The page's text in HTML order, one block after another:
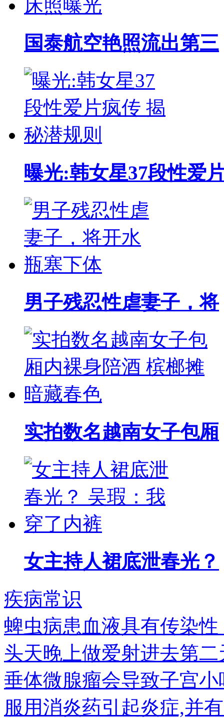
国泰航空艳照流出第三
曝光:韩女星37段性爱
男子残忍性虐妻子，将
实拍数名越南女子包厢
女主持人裙底泄春光？
疾病常识
蜱虫病患血液具有传染
头天晚上做爱射进去第
垂体微腺瘤会导致子宫小
服用消炎药引起炎症,并